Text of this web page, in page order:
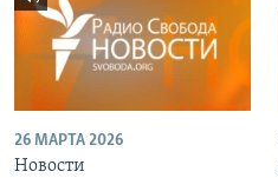
26 МАРТА 2026
Новости